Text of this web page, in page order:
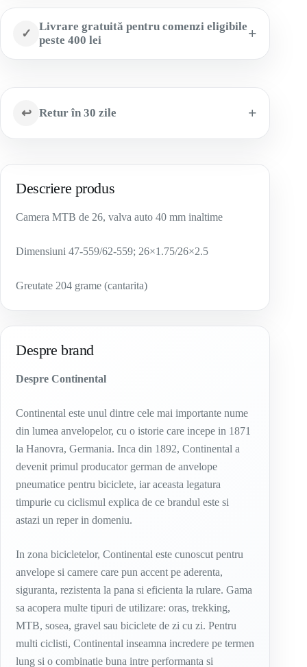
✓
Livrare gratuită pentru comenzi eligibile
peste 400 lei
↩ Retur în 30 zile
Descriere produs
Camera MTB de 26, valva auto 40 mm inaltime
Dimensiuni 47-559/62-559; 26×1.75/26×2.5
Greutate 204 grame (cantarita)
Despre brand
Despre Continental
Continental este unul dintre cele mai importante nume
din lumea anvelopelor, cu o istorie care incepe in 1871
la Hanovra, Germania. Inca din 1892, Continental a
devenit primul producator german de anvelope
pneumatice pentru biciclete, iar aceasta legatura
timpurie cu ciclismul explica de ce brandul este si
astazi un reper in domeniu.
In zona bicicletelor, Continental este cunoscut pentru
anvelope si camere care pun accent pe aderenta,
siguranta, rezistenta la pana si eficienta la rulare. Gama
sa acopera multe tipuri de utilizare: oras, trekking,
MTB, sosea, gravel sau biciclete de zi cu zi. Pentru
multi ciclisti, Continental inseamna incredere pe termen
lung si o combinatie buna intre performanta si